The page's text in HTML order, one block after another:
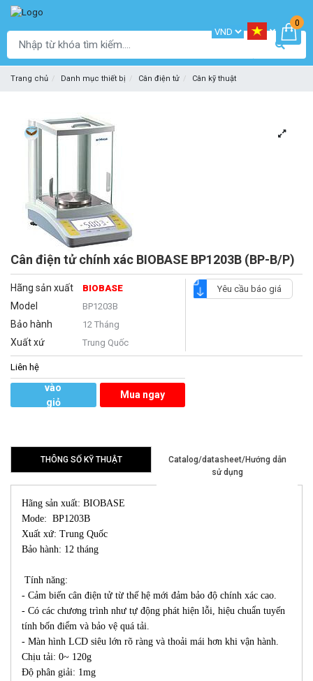
0
Trang chủ Danh mục thiết bị Cân điện tử Cân kỹ thuật
Cân điện tử chính xác BIOBASE BP1203B (BP-B/P)
Hãng sản xuất BIOBASE
Model BP1203B
Bảo hành 12 Tháng
Xuất xứ Trung Quốc
Yêu cầu báo giá
Liên hệ
vào
giỏ
Mua ngay
THÔNG SỐ KỸ THUẬT
Catalog/datasheet/Hướng dẫn
sử dụng
Hãng sản xuất: BIOBASE
Mode: BP1203B
Xuất xứ: Trung Quốc
Bảo hành: 12 tháng
Tính năng:
- Cảm biến cân điện tử từ thế hệ mới đảm bảo độ chính xác cao.
- Có các chương trình như tự động phát hiện lỗi, hiệu chuẩn tuyến
tính bốn điểm và bảo vệ quá tải.
- Màn hình LCD siêu lớn rõ ràng và thoải mái hơn khi vận hành.
Chịu tải: 0~ 120g
Độ phân giải: 1mg